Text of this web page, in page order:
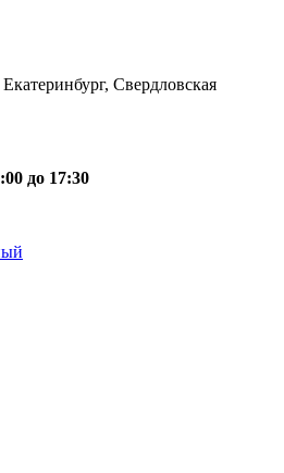
Свердловская
до 17:30